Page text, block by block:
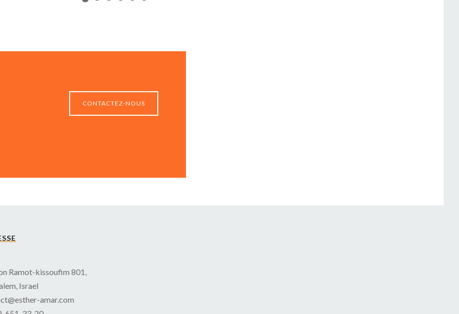
CONTACTEZ-NOUS
Ramot-kissoufim 801,
Israel
amar.com